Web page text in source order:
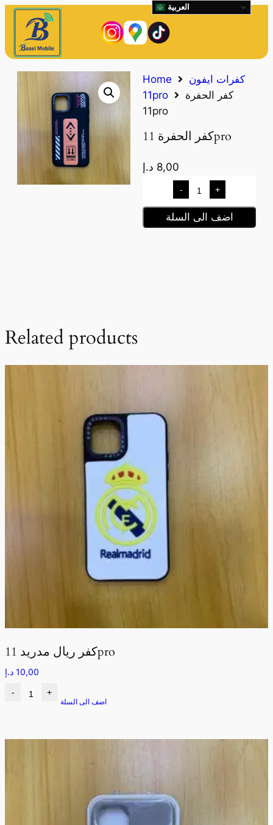
Home
كفرات ايفون
11pro
كفر الحفرة
11pro
كفر الحفرة 11pro
8,00 د.إ
- +
اضف الى السلة
Related products
كفر ريال مدريد 11pro
10,00 د.إ
- +
اضف الى السلة
العربية